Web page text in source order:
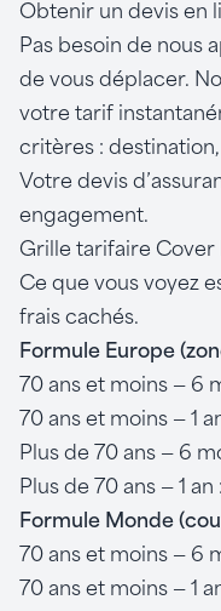
Obtenir un devis en
Pas besoin de nous
de vous déplacer.
votre tarif
critères :
Votre devis
engagement.
Grille tarifaire Cover
Ce que vous voyez
frais cachés.
Formule Europe
70 ans et moins — 6
70 ans et moins — 1
Plus de 70 ans — 6
Plus de 70 ans — 1 an :
Formule Monde
70 ans et moins — 6
70 ans et moins — 1